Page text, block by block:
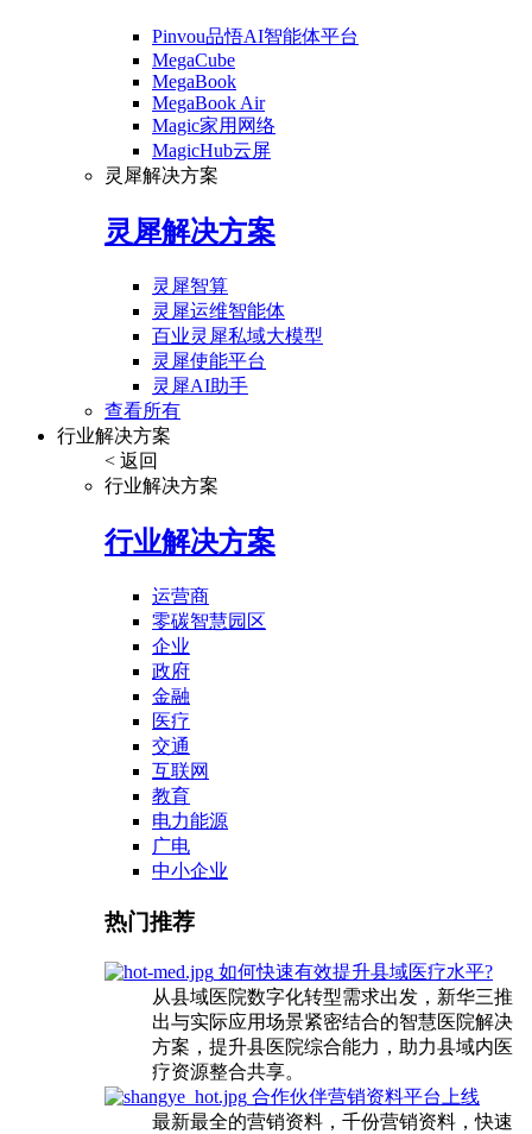
Pinvou品悟AI智能体平台
MegaCube
MegaBook
MegaBook Air
Magic家用网络
MagicHub云屏
灵犀解决方案
灵犀解决方案
灵犀智算
灵犀运维智能体
百业灵犀私域大模型
灵犀使能平台
灵犀AI助手
查看所有
行业解决方案
< 返回
行业解决方案
行业解决方案
运营商
零碳智慧园区
企业
政府
金融
医疗
交通
互联网
教育
电力能源
广电
中小企业
热门推荐
如何快速有效提升县域医疗水平?
从县域医院数字化转型需求出发，新华三推
出与实际应用场景紧密结合的智慧医院解决
方案，提升县医院综合能力，助力县域内医
疗资源整合共享。
合作伙伴营销资料平台上线
最新最全的营销资料，千份营销资料，快速